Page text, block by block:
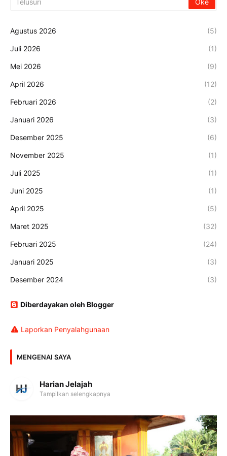
Agustus 2026 (5)
Juli 2026 (1)
Mei 2026 (9)
April 2026 (12)
Februari 2026 (2)
Januari 2026 (3)
Desember 2025 (6)
November 2025 (1)
Juli 2025 (1)
Juni 2025 (1)
April 2025 (5)
Maret 2025 (32)
Februari 2025 (24)
Januari 2025 (3)
Desember 2024 (3)
Diberdayakan oleh Blogger
Laporkan Penyalahgunaan
MENGENAI SAYA
Harian Jelajah
Tampilkan selengkapnya